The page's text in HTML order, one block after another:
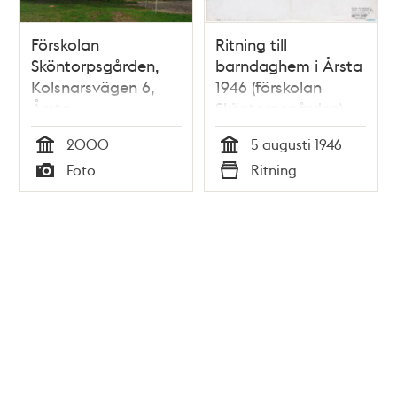
Förskolan
Sköntorpsgården,
Kolsnarsvägen 6,
Årsta
Tid
2000
Typ
Foto
Ritning till
barndaghem i Årsta
1946 (förskolan
Sköntorpsgården)
Tid
5 augusti 1946
Typ
Ritning